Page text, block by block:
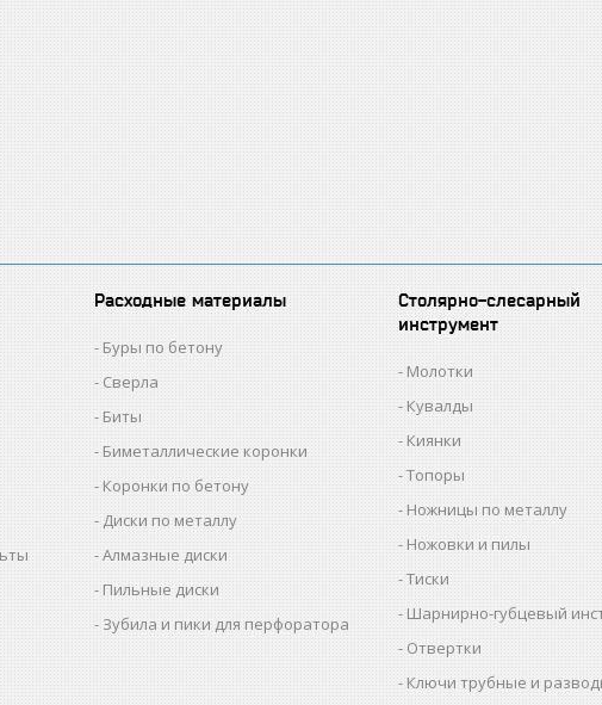
Расходные материалы
Буры по бетону
Сверла
Биты
Биметаллические коронки
Коронки по бетону
Диски по металлу
Алмазные диски
Пильные диски
Зубила и пики для перфоратора
Столярно-слесарный
инструмент
Молотки
Кувалды
Киянки
Топоры
Ножницы по металлу
Ножовки и пилы
Тиски
Шарнирно-губцевый
Отвертки
Ключи трубные и